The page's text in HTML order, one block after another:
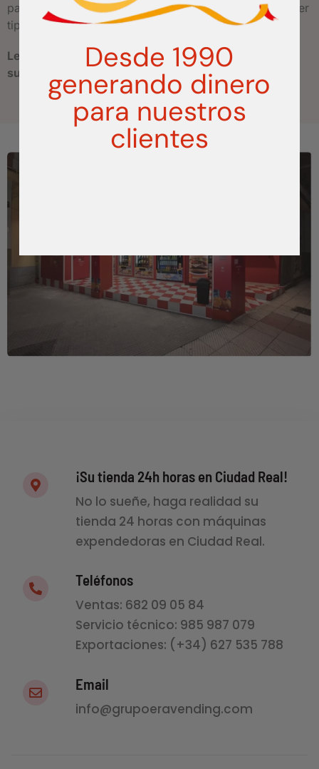
parafarmacia o máquinas personalizadas para cualquier
tipo de producto.
Le prepararemos un presupuesto sin compromiso a
su medida.
¡Su tienda 24h horas en Ciudad Real!
No lo sueñe, haga realidad su
tienda 24 horas con máquinas
expendedoras en Ciudad Real.
Teléfonos
Ventas: 682 09 05 84
Servicio técnico: 985 987 079
Exportaciones: (+34) 627 535 788
Email
info@grupoeravending.com
Desde 1990
generando dinero
para nuestros
clientes